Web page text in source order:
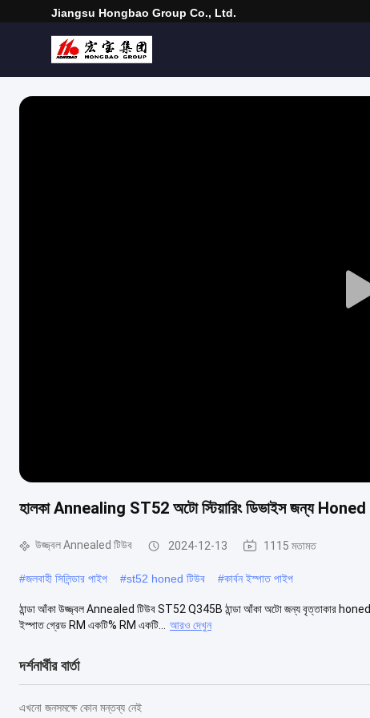
Jiangsu Hongbao Group Co., Ltd.
হালকা Annealing ST52 অটো স্টিয়ারিং ডিভাইস জন্য Honed
উজ্জ্বল Annealed টিউব 2024-12-13 1115 মতামত
#জলবাহী সিলিন্ডার পাইপ #st52 honed টিউব #কার্বন ইস্পাত পাইপ
ঠান্ডা আঁকা উজ্জ্বল Annealed টিউব ST52 Q345B ঠান্ডা আঁকা অটো জন্য বৃত্তাকার honed
ইস্পাত গ্রেড RM একটি% RM একটি...
আরও দেখুন
দর্শনার্থীর বার্তা
এখনো জনসমক্ষে কোন মন্তব্য নেই